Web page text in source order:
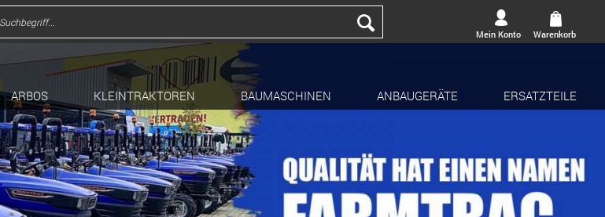
Mein Konto
Warenkorb
ARBOS KLEINTRAKTOREN BAUMASCHINEN ANBAUGERÄTE ERSATZTEILE